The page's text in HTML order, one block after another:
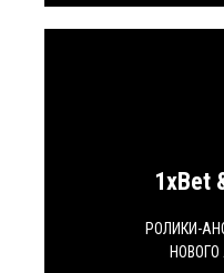
1xBet
РОЛИКИ-